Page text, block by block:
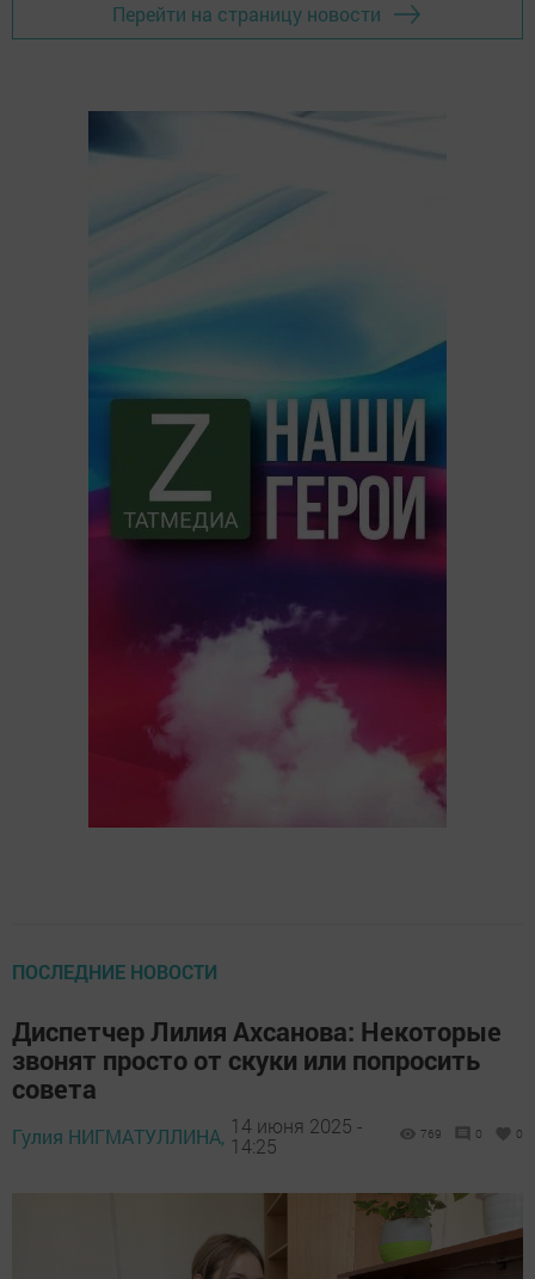
Перейти на страницу новости
ПОСЛЕДНИЕ НОВОСТИ
Диспетчер Лилия Ахсанова: Некоторые
звонят просто от скуки или попросить
совета
Гулия НИГМАТУЛЛИНА, 14 июня 2025 -
14:25
769 0 0